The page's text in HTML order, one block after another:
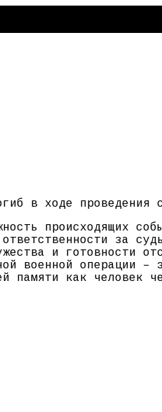
в ходе проведения
происходящих
за
и готовности
военной операции –
памяти как человек